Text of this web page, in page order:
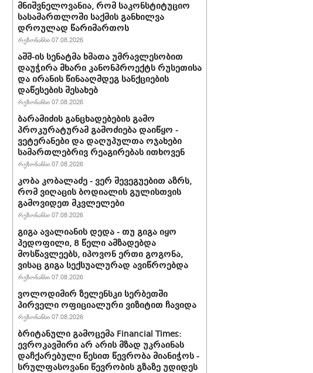
მნიშვნელოვანია, რომ საკონსტიტუციო
სასამართლოში საქმის განხილვა
დროულად წარიმართოს
რეზონანსი 07.08.2026
აშშ-ის სენატმა ხმათა უმრავლესობით
დაუჭირა მხარი კანონპროექტს რუსეთისა
და ირანის წინააღმდეგ სანქციების
დაწესების შესახებ
რეზონანსი 07.08.2026
ბარამიძის განცხადებების გამო
პროკურატურამ გამოძიება დაიწყო -
ვეტერანები და დაღუპულთა ოჯახები
სამართლებრივ რეაგირებას ითხოვენ
რეზონანსი 07.08.2026
კობა კობალაძე - ვერ შევეგუებით აზრს,
რომ ვიღაცის ბოდიალის გულისთვის
გამოვიდეთ მკვლელები
რეზონანსი 07.08.2026
გიგა ავალიანის დედა - თუ გიგა იყო
პედოფილი, 8 წელი ამზადებდა
მოსწავლეებს, იპოვონ ერთი გოგონა,
ვისაც გიგა სექსუალურად ავიწროებდა
რეზონანსი 07.08.2026
ვოლოდიმირ ზელენსკი სერბეთში
პირველი ოფიციალური ვიზიტით ჩავიდა
რეზონანსი 07.08.2026
ბრიტანული გამოცემა Financial Times:
ევროკავშირი არ არის მზად უკრაინას
დაჩქარებული წესით წევრობა მიანიჭოს -
სრულფასოვანი წევრობის გზაზე უდიდეს